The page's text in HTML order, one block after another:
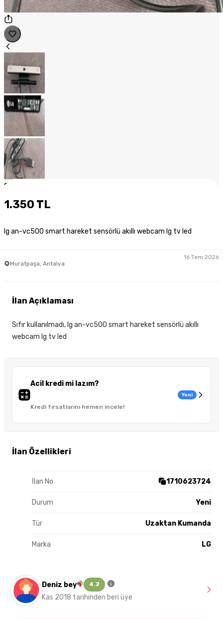
1
1.350 TL
lg an-vc500 smart hareket sensörlü akıllı webcam lg tv led
Muratpaşa, Antalya
16 Tem 2026
Acil kredi mi lazım?
Kredi fırsatlarını hemen incele!
Yeni
İlan Özellikleri
İlan No 1710623724
Durum Yeni
Tür Uzaktan Kumanda
Marka LG
İlan Açıklaması
Sıfır kullanılmadı, lg an-vc500 smart hareket sensörlü akıllı
webcam lg tv led
Deniz bey 4.2
Kas 2018 tarihinden beri üye